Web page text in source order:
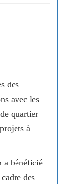
des
avec les
quartier
à
a bénéficié
des